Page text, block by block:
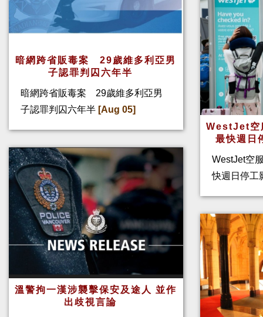
暗網跨省販毒案 29歲維多利亞男
子認罪判囚六年半
暗網跨省販毒案 29歲維多利亞男
子認罪判囚六年半 [Aug 05]
溫警拘一漢涉襲擊保安及途人 並作
出歧視言論
WestJet空
最快週日
WestJet空
快週日停工